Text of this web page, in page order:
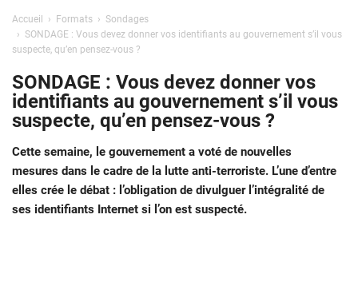
Accueil Formats
Sondages
SONDAGE : Vous devez donner vos identifiants au gouvernement s’il vous
suspecte, qu’en pensez-vous ?
SONDAGE : Vous devez donner vos
identifiants au gouvernement s’il vous
suspecte, qu’en pensez-vous ?
Cette semaine, le gouvernement a voté de nouvelles
mesures dans le cadre de la lutte anti-terroriste. L’une d’entre
elles crée le débat : l’obligation de divulguer l’intégralité de
ses identifiants Internet si l’on est suspecté.